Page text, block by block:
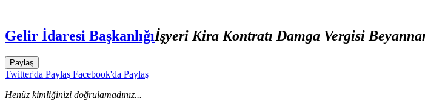
Gelir İdaresi Başkanlığıİşyeri Kira Kontratı Damga Vergisi
Paylaş
Twitter'da Paylaş Facebook'da Paylaş
Henüz kimliğinizi doğrulamadınız...